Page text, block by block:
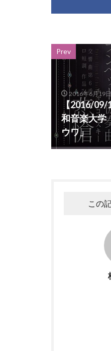
Prev
2016年6月19日
【2016/09/
和音楽大学
ウワ」
この